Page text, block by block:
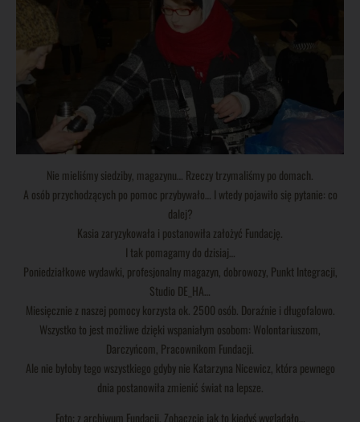
Nie mieliśmy siedziby, magazynu… Rzeczy trzymaliśmy po domach.
A osób przychodzących po pomoc przybywało… I wtedy pojawiło się pytanie: co
dalej?
Kasia zaryzykowała i postanowiła założyć Fundację.
I tak pomagamy do dzisiaj…
Poniedziałkowe wydawki, profesjonalny magazyn, dobrowozy, Punkt Integracji,
Studio DE_HA…
Miesięcznie z naszej pomocy korzysta ok. 2500 osób. Doraźnie i długofalowo.
Wszystko to jest możliwe dzięki wspaniałym osobom: Wolontariuszom,
Darczyńcom, Pracownikom Fundacji.
Ale nie byłoby tego wszystkiego gdyby nie Katarzyna Nicewicz, która pewnego
dnia postanowiła zmienić świat na lepsze.
Foto: z archiwum Fundacji. Zobaczcie jak to kiedyś wyglądało…